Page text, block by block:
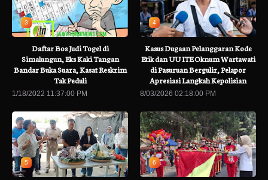
3
Daftar Bos Judi Togel di
Simalungun, Eks Kaki Tangan
Bandar Buka Suara, Kasat Reskrim
Tak Peduli
1/18/2022 11:37:00 PM
4
Kasus Dugaan Pelanggaran Kode
Etik dan UU ITE Oknum Wartawati
di Pasuruan Bergulir, Pelapor
Apresiasi Langkah Kepolisian
8/03/2026 02:18:00 PM
5 6